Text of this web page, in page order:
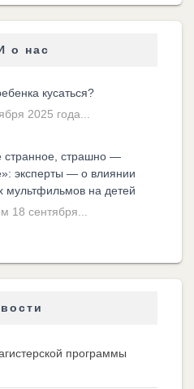
о нас
кусаться?
2025 года...
странное, страшно —
эксперты — о влиянии
мультфильмов на детей
18 сентября...
программы